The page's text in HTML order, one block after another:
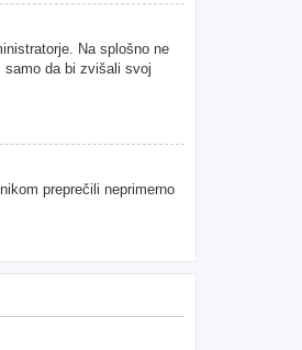
Na splošno ne
samo da bi zvišali svoj
preprečili neprimerno